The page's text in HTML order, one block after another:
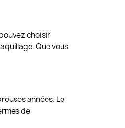
choisir
Que vous
années. Le
de